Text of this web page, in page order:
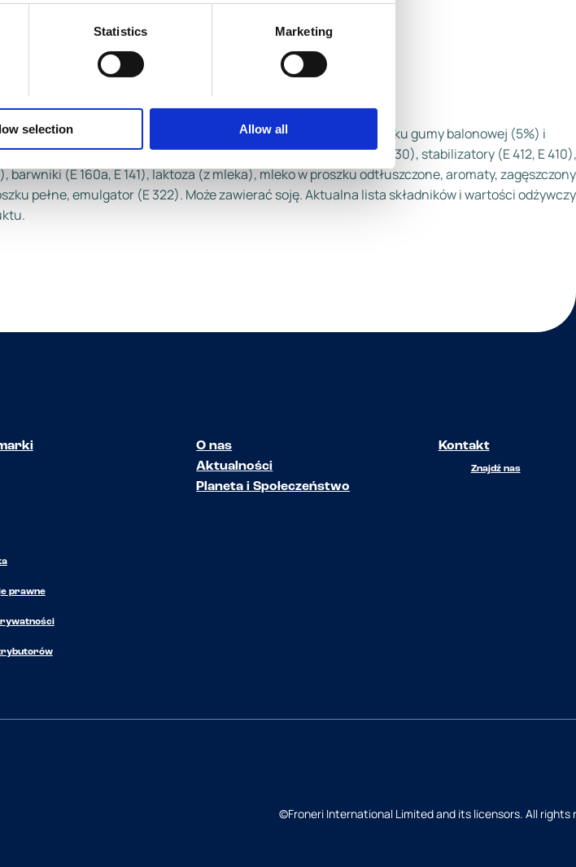
Statistics Marketing
selection Allow all
i kwaśne lody wodne o smaku pomarańczowym z polewą o smaku gumy balonowej (5%) i
woda, cukier, syrop glukozowy, tłuszcz kokosowy, kwas (E 330), stabilizatory (E 412, E 410),
barwniki (E 160a, E 141), laktoza (z mleka), mleko w proszku odtłuszczone, aromaty,
pełne, emulgator (E 322). Może zawierać soję. Aktualna lista składników i wartości
O nas
Aktualności
Planeta i Społeczeństwo
Kontakt
Znajdź nas
prawne
©Froneri International Limited and its licensors. All rights